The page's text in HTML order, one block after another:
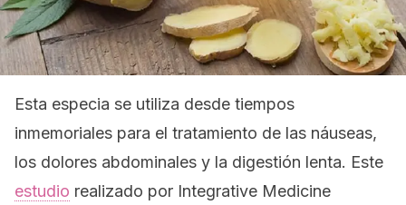
Esta especia se utiliza desde tiempos
inmemoriales para el tratamiento de las náuseas,
los dolores abdominales y la digestión lenta. Este
estudio realizado por Integrative Medicine